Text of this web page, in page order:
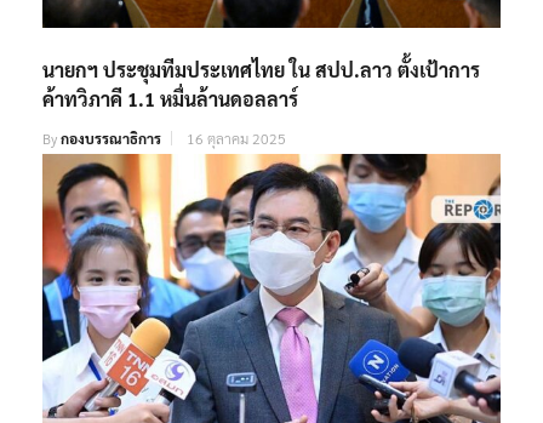
นายกฯ ประชุมทีมประเทศไทย ใน สปป.ลาว ตั้งเป้าการ
ค้าทวิภาคี 1.1 หมื่นล้านดอลลาร์
Byกองบรรณาธิการ 16 ตุลาคม 2025